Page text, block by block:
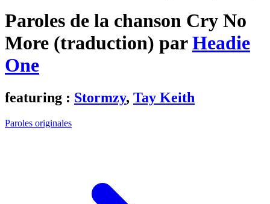
Paroles de la chanson Cry No
More (traduction) parHeadie
One
featuring : Stormzy, Tay Keith
Paroles originales